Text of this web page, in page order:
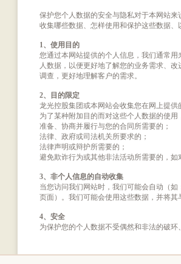
保护您个人数据的安全与隐私对于本网站
收集哪些数据、怎样使用和保护这些数据、
1、使用目的
您通过本网站提供的个人信息，我们通常
人数据，以便更好地了解您的业务需求、
调查，更好地理解客户的需求。
2、目的限定
龙光控股集团或本网站会收集您在网上提
为了某种附加目的而对这些个人数据的使
准备、协商并履行与您的合同所需要的；
法律、政府或司法机关所要求的；
法律声明或辩护所需要的；
避免欺诈行为或其他非法活动所需要的，如
3、非个人信息的自动收集
当您访问我们网站时，我们可能会自动（
页面）。我们可能会使用这些数据，并将其
4、安全
为保护您的个人数据不受偶然和非法的破